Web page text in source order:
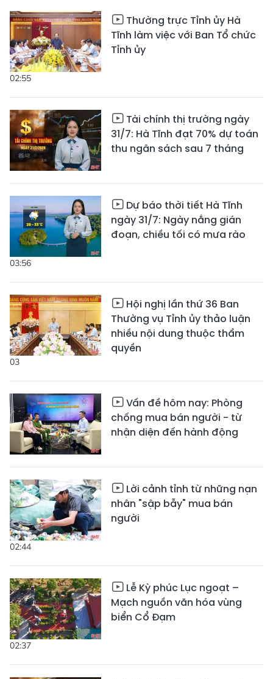
02:55
Thường trực Tỉnh ủy Hà
Tĩnh làm việc với Ban Tổ chức
Tỉnh ủy
Tài chính thị trường ngày
31/7: Hà Tĩnh đạt 70% dự toán
thu ngân sách sau 7 tháng
03:56
Dự báo thời tiết Hà Tĩnh
ngày 31/7: Ngày nắng gián
đoạn, chiều tối có mưa rào
03
Hội nghị lần thứ 36 Ban
Thường vụ Tỉnh ủy thảo luận
nhiều nội dung thuộc thẩm
quyền
Vấn đề hôm nay: Phòng
chống mua bán người - từ
nhận diện đến hành động
02:44
Lời cảnh tỉnh từ những nạn
nhân "sập bẫy" mua bán
người
02:37
Lễ Kỳ phúc Lục ngoạt –
Mạch nguồn văn hóa vùng
biển Cổ Đạm